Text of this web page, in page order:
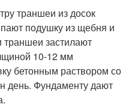
траншеи из досок
подушку из щебня и
траншеи застилают
10-12 мм
бетонным раствором со
день. Фундаменту дают